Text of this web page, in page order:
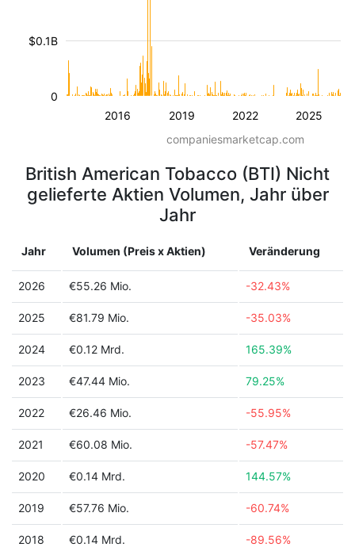
2016 2019 2022 2025
$0.1B
0
companiesmarketcap.com
British American Tobacco (BTI) Nicht
gelieferte Aktien Volumen, Jahr über
Jahr
Jahr Volumen (Preis x Aktien) Veränderung
2026 €55.26 Mio. -32.43%
2025 €81.79 Mio. -35.03%
2024 €0.12 Mrd. 165.39%
2023 €47.44 Mio. 79.25%
2022 €26.46 Mio. -55.95%
2021 €60.08 Mio. -57.47%
2020 €0.14 Mrd. 144.57%
2019 €57.76 Mio. -60.74%
2018 €0.14 Mrd. -89.56%